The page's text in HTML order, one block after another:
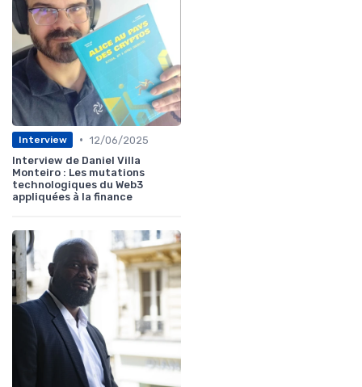
Interview • 12/06/2025
Interview de Daniel Villa
Monteiro : Les mutations
technologiques du Web3
appliquées à la finance